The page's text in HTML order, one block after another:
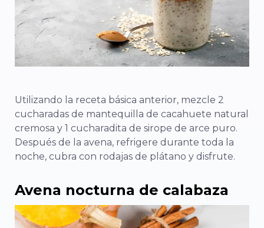
Utilizando la receta básica anterior, mezcle 2
cucharadas de mantequilla de cacahuete natural
cremosa y 1 cucharadita de sirope de arce puro.
Después de la avena, refrigere durante toda la
noche, cubra con rodajas de plátano y disfrute.
Avena nocturna de calabaza